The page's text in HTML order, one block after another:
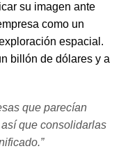
su imagen ante
como un
espacial.
billón de dólares y a
que parecían
que consolidarlas